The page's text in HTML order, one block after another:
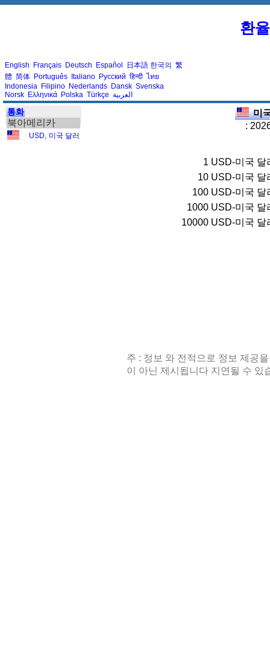
환
English Français Deutsch Español 日本語 한국의 繁
體 简体 Português Italiano Русский हिन्दी ไทย
Indonesia Filipino Nederlands Dansk Svenska
Norsk Ελληνικά Polska Türkçe العربية
통화
북아메리카
USD 미국 달러
미
:
1 USD-미국 달
10 USD-미국 달
100 USD-미국 달
1000 USD-미국 달
10000 USD-미국 달
주 : 정보 와 전적으로 정보 제공
이 아닌 제시됩니다 지연될 수 있